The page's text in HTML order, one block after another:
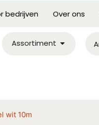
bedrijven Over ons
Assortiment
wit 10m